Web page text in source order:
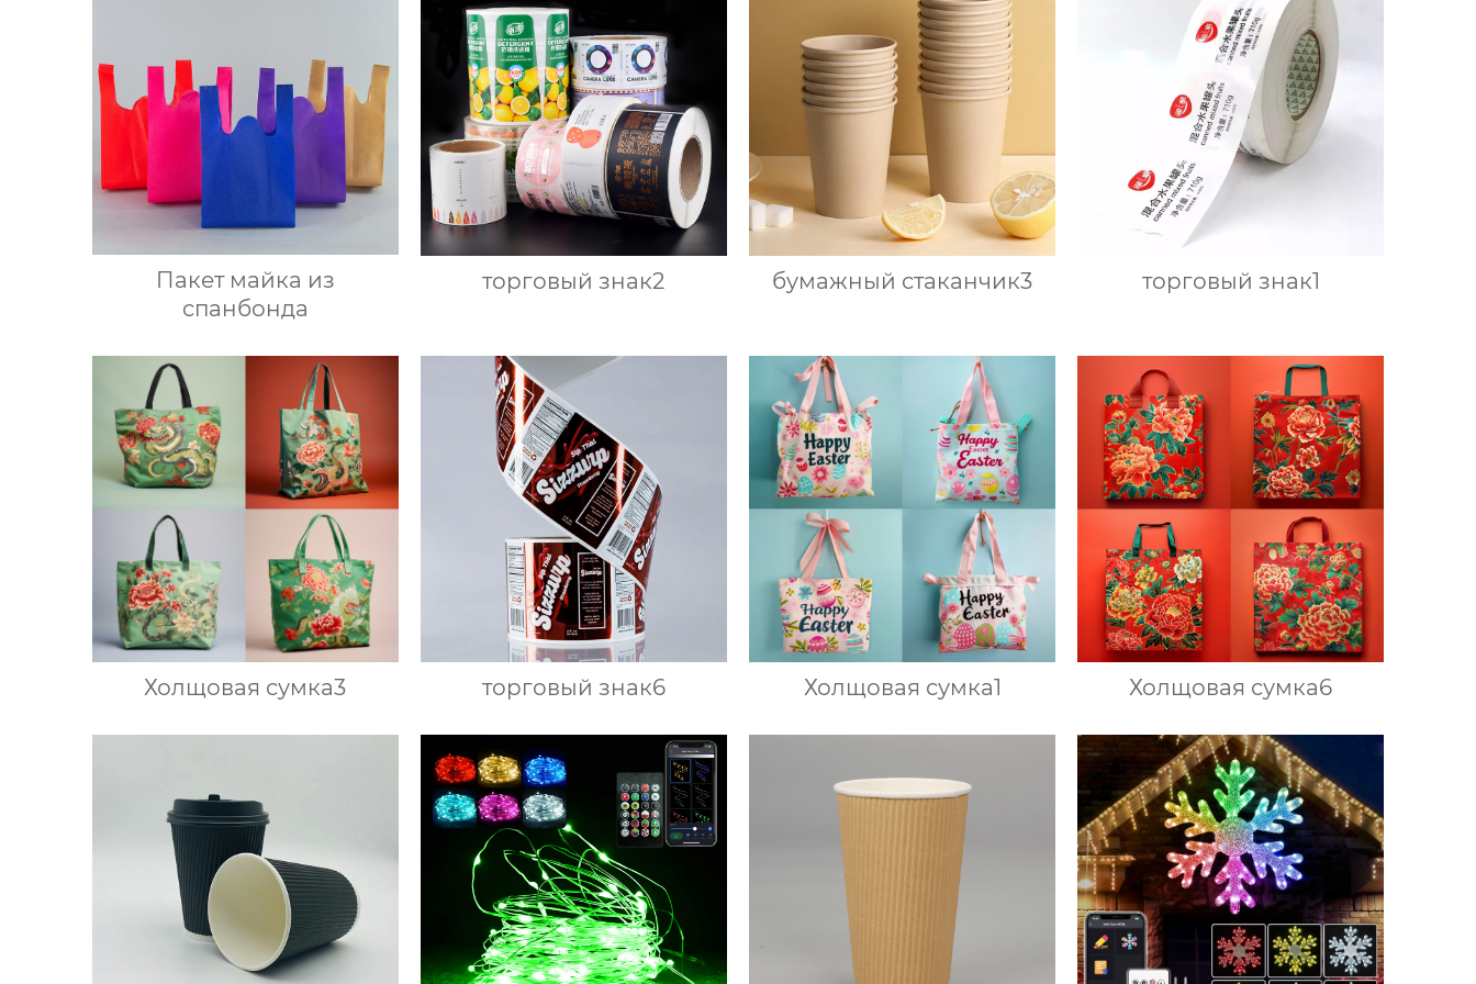
Пакет майка из
спанбонда
торговый знак2 бумажный стаканчик3 торговый знак1
Холщовая сумка3 торговый знак6 Холщовая сумка1 Холщовая сумка6